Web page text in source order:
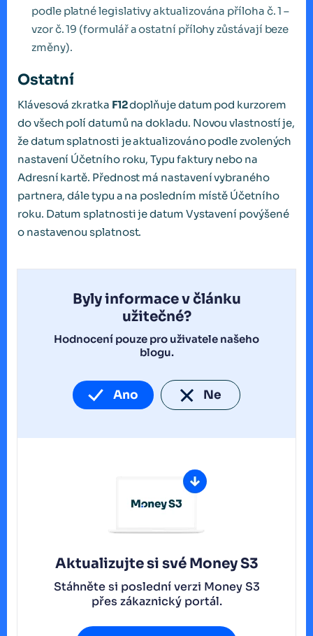
podle platné legislativy aktualizována příloha č. 1 –
vzor č. 19 (formulář a ostatní přílohy zůstávají beze
změny).
Ostatní
Klávesová zkratka F12doplňuje datum pod kurzorem
do všech polí datumů na dokladu. Novou vlastností je,
že datum splatnosti je aktualizováno podle zvolených
nastavení Účetního roku, Typu faktury nebo na
Adresní kartě. Přednost má nastavení vybraného
partnera, dále typu a na posledním místě Účetního
roku. Datum splatnosti je datum Vystavení povýšené
o nastavenou splatnost.
Byly informace v článku
užitečné?
Hodnocení pouze pro uživatele našeho
blogu.
Ano Ne
Aktualizujte si své Money S3
Stáhněte si poslední verzi Money S3
přes zákaznický portál.